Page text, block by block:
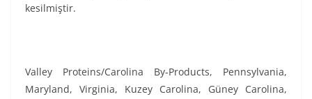
kesilmiştir.
Valley Proteins/Carolina By-Products, Pennsylvania,
Maryland, Virginia, Kuzey Carolina, Güney Carolina,